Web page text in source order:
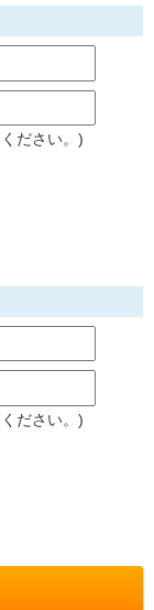
ださい。)
ださい。)